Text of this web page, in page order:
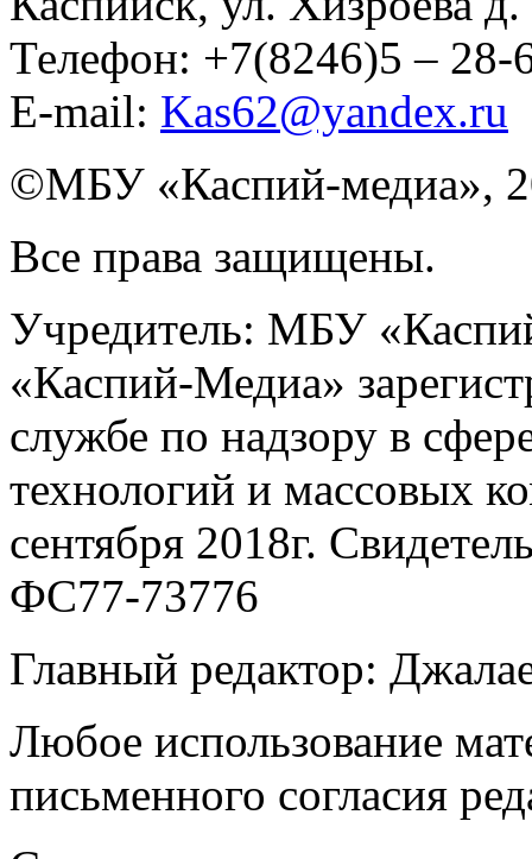
Телефон: +7(8246)5 –
E-mail: Kas62@yandex.ru
©️МБУ «Каспий-медиа»,
Все права защищены.
Учредитель: МБУ
«Каспий-Медиа»
службе по надзору в
технологий и массовых
сентября 2018г.
ФС77-73776
Главный редактор:
Любое использование
письменного согласия